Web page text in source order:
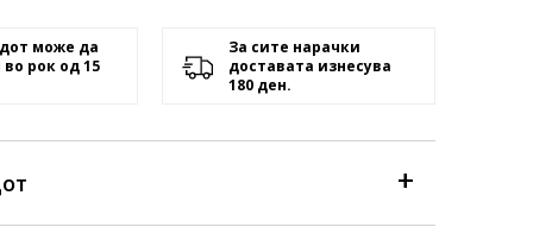
може да
во рок од 15
За сите нарачки
доставата изнесува
180 ден.